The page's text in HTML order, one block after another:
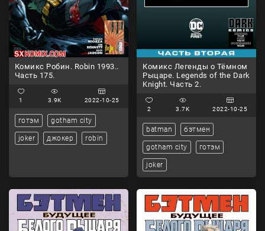
Комикс Робин. Robin 1993..
Часть 175.
1 3.9K 2022-10-25
готэм gotham city
joker джокер robin
Комикс Легенды о Тёмном
Рыцаре. Legends of the Dark
Knight. Часть 2.
2 3.7K 2022-10-25
batman бэтмен
gotham city готэм
joker